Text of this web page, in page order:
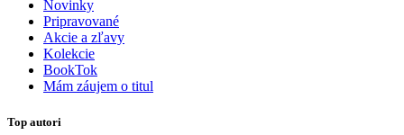
Novinky
Pripravované
Akcie a zľavy
Kolekcie
BookTok
Mám záujem o titul
Top autori